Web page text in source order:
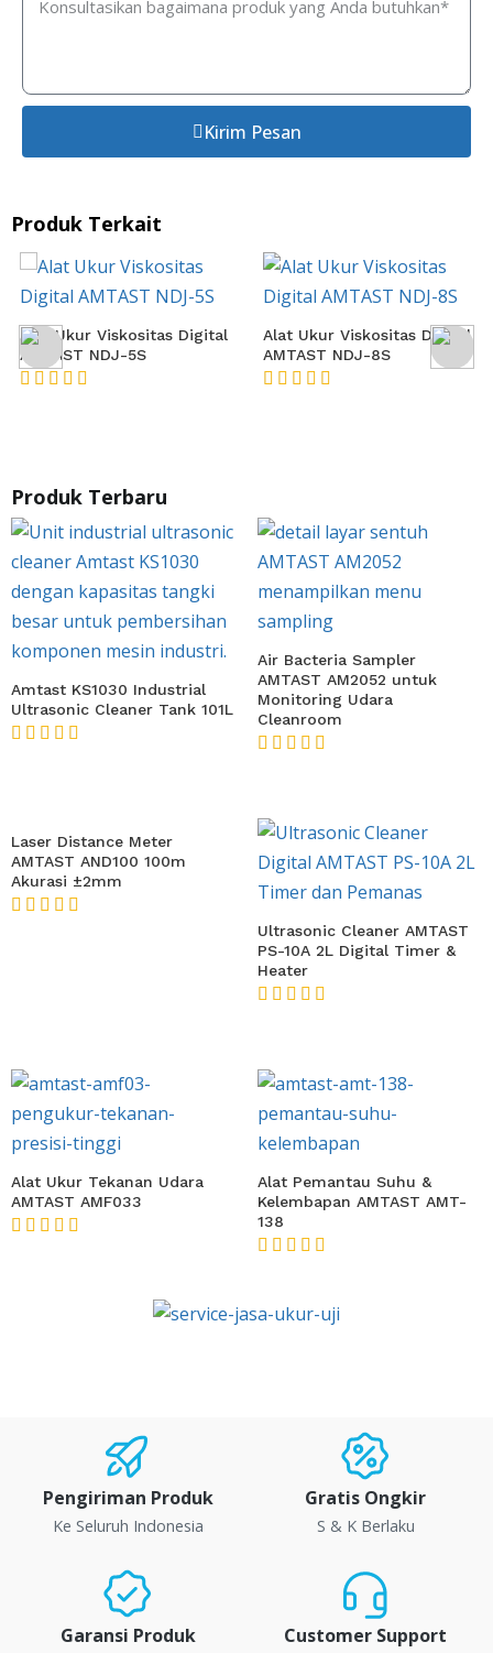
Kirim Pesan
Produk Terkait
Alat Ukur Viskositas Digital
AMTAST NDJ-5S
Alat Ukur Viskositas Digital
AMTAST NDJ-8S
Produk Terbaru
Amtast KS1030 Industrial
Ultrasonic Cleaner Tank 101L
Air Bacteria Sampler
AMTAST AM2052 untuk
Monitoring Udara
Cleanroom
Laser Distance Meter
AMTAST AND100 100m
Akurasi ±2mm
Ultrasonic Cleaner AMTAST
PS-10A 2L Digital Timer &
Heater
Alat Ukur Tekanan Udara
AMTAST AMF033
Alat Pemantau Suhu &
Kelembapan AMTAST AMT-
138
Pengiriman Produk
Ke Seluruh Indonesia
Gratis Ongkir
S & K Berlaku
Garansi Produk Customer Support